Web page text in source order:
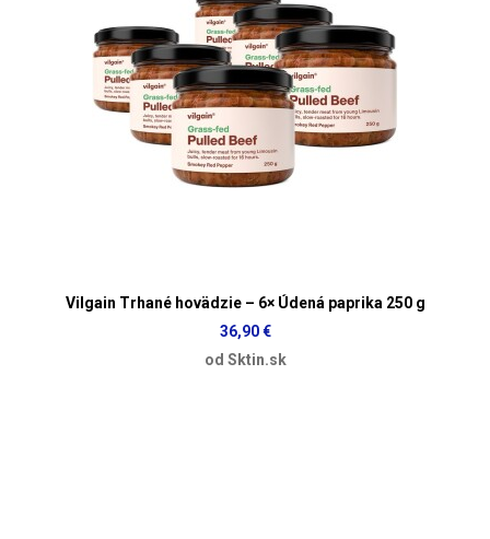
Vilgain Trhané hovädzie – 6× Údená paprika 250 g
36,90 €
od Sktin.sk